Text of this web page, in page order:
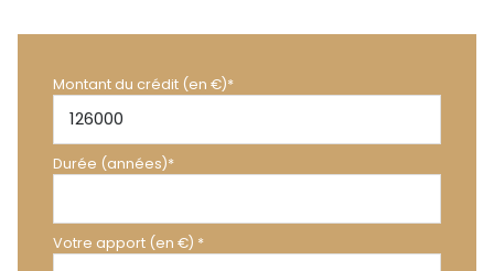
Montant du crédit (en €)*
Durée (années)*
Votre apport (en €) *